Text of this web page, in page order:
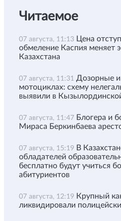
Читаемое
07 августа, 11:13 Цена
обмеление Каспия меняет
Казахстана
07 августа, 11:31 Дозорные и
мотоциклах: схему
выявили в
07 августа, 11:47 Блогера и
Мираса Беркинбаева
07 августа, 15:19 В
обладателей
бесплатно будут учиться
абитуриентов
07 августа, 12:19 Крупный
ликвидировали